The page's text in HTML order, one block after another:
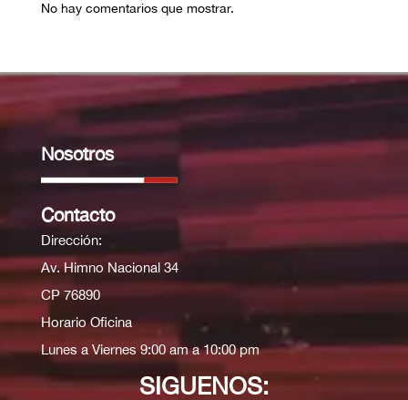
No hay comentarios que mostrar.
Nosotros
Contacto
Dirección:
Av. Himno Nacional 34
CP 76890
Horario Oficina
Lunes a Viernes 9:00 am a 10:00 pm
SIGUENOS: